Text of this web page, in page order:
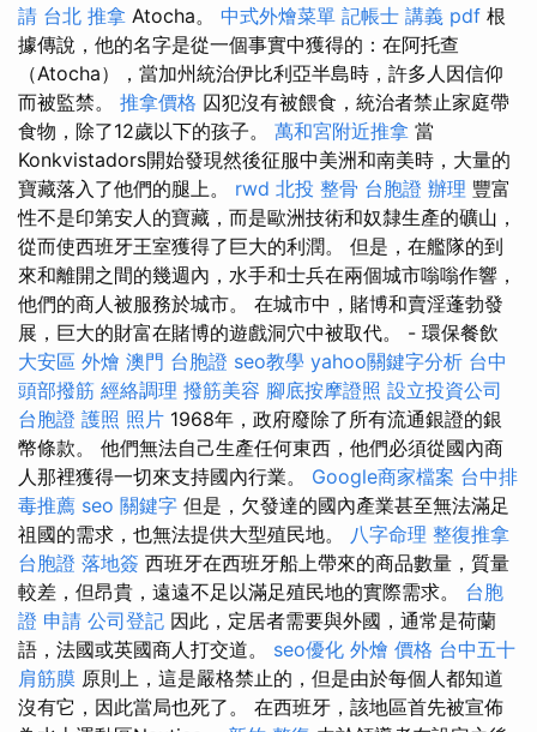
請 台北 推拿 Atocha。 中式外燴菜單 記帳士 講義 pdf 根
據傳說，他的名字是從一個事實中獲得的：在阿托查
（Atocha），當加州統治伊比利亞半島時，許多人因信仰
而被監禁。 推拿價格 囚犯沒有被餵食，統治者禁止家庭帶
食物，除了12歲以下的孩子。 萬和宮附近推拿 當
Konkvistadors開始發現然後征服中美洲和南美時，大量的
寶藏落入了他們的腿上。 rwd 北投 整骨 台胞證 辦理 豐富
性不是印第安人的寶藏，而是歐洲技術和奴隸生產的礦山，
從而使西班牙王室獲得了巨大的利潤。 但是，在艦隊的到
來和離開之間的幾週內，水手和士兵在兩個城市嗡嗡作響，
他們的商人被服務於城市。 在城市中，賭博和賣淫蓬勃發
展，巨大的財富在賭博的遊戲洞穴中被取代。 - 環保餐飲
大安區 外燴 澳門 台胞證 seo教學 yahoo關鍵字分析 台中
頭部撥筋 經絡調理 撥筋美容 腳底按摩證照 設立投資公司
台胞證 護照 照片 1968年，政府廢除了所有流通銀證的銀
幣條款。 他們無法自己生產任何東西，他們必須從國內商
人那裡獲得一切來支持國內行業。 Google商家檔案 台中排
毒推薦 seo 關鍵字 但是，欠發達的國內產業甚至無法滿足
祖國的需求，也無法提供大型殖民地。 八字命理 整復推拿
台胞證 落地簽 西班牙在西班牙船上帶來的商品數量，質量
較差，但昂貴，遠遠不足以滿足殖民地的實際需求。 台胞
證 申請 公司登記 因此，定居者需要與外國，通常是荷蘭
語，法國或英國商人打交道。 seo優化 外燴 價格 台中五十
肩筋膜 原則上，這是嚴格禁止的，但是由於每個人都知道
沒有它，因此當局也死了。 在西班牙，該地區首先被宣佈